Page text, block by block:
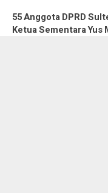
55 Anggota DPRD
Ketua Sementara Yus